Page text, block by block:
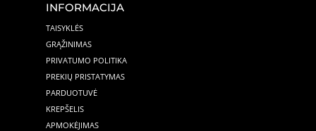
INFORMACIJA
TAISYKLĖS
GRĄŽINIMAS
PRIVATUMO POLITIKA
PREKIŲ PRISTATYMAS
PARDUOTUVĖ
KREPŠELIS
APMOKĖJIMAS